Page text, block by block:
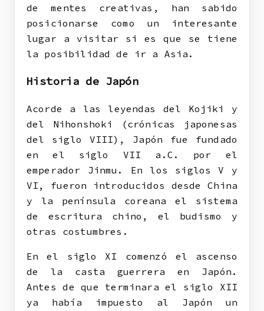
de mentes creativas, han sabido
posicionarse como un interesante
lugar a visitar si es que se tiene
la posibilidad de ir a Asia.
Historia de Japón
Acorde a las leyendas del Kojiki y
del Nihonshoki (crónicas japonesas
del siglo VIII), Japón fue fundado
en el siglo VII a.C. por el
emperador Jinmu. En los siglos V y
VI, fueron introducidos desde China
y la península coreana el sistema
de escritura chino, el budismo y
otras costumbres.
En el siglo XI comenzó el ascenso
de la casta guerrera en Japón.
Antes de que terminara el siglo XII
ya había impuesto al Japón un